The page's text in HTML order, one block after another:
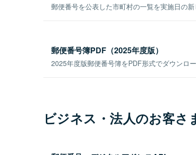
郵便番号を公表した市町村の一覧を実施日の新
郵便番号簿PDF（2025年度版）
2025年度版郵便番号簿をPDF形式でダウンロー
ビジネス・法人のお客さ